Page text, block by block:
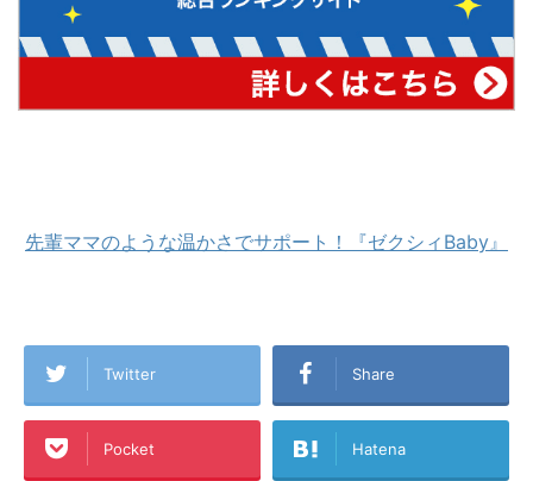
先輩ママのような温かさでサポート！『ゼクシィBaby』
Twitter Share
Pocket Hatena